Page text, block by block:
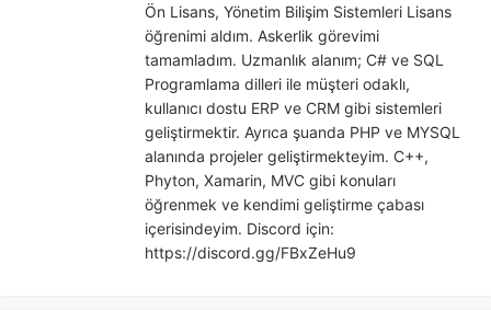
Ön Lisans, Yönetim Bilişim Sistemleri Lisans
öğrenimi aldım. Askerlik görevimi
tamamladım. Uzmanlık alanım; C# ve SQL
Programlama dilleri ile müşteri odaklı,
kullanıcı dostu ERP ve CRM gibi sistemleri
geliştirmektir. Ayrıca şuanda PHP ve MYSQL
alanında projeler geliştirmekteyim. C++,
Phyton, Xamarin, MVC gibi konuları
öğrenmek ve kendimi geliştirme çabası
içerisindeyim. Discord için:
https://discord.gg/FBxZeHu9